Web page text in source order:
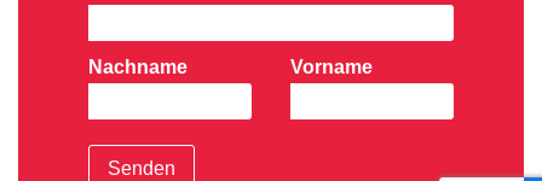
Nachname Vorname
Senden